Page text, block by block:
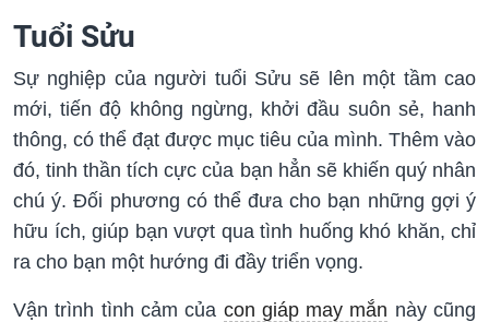
Tuổi Sửu
Sự nghiệp của người tuổi Sửu sẽ lên một tầm cao
mới, tiến độ không ngừng, khởi đầu suôn sẻ, hanh
thông, có thể đạt được mục tiêu của mình. Thêm vào
đó, tinh thần tích cực của bạn hẳn sẽ khiến quý nhân
chú ý. Đối phương có thể đưa cho bạn những gợi ý
hữu ích, giúp bạn vượt qua tình huống khó khăn, chỉ
ra cho bạn một hướng đi đầy triển vọng.
Vận trình tình cảm của con giáp may mắn này cũng